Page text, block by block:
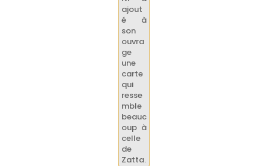
ajout
é à
son
ouvra
ge
une
carte
qui
resse
mble
beauc
oup à
celle
de
Zatta.